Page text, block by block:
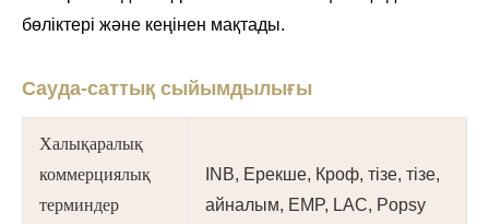
бөліктері және кеңінен мақтады.
Сауда-саттық сыйымдылығы
Халықаралық
коммерциялық
терминдер
INB, Ерекше, Кроф, тізе, тізе,
айналым, EMP, LAC, Popsy